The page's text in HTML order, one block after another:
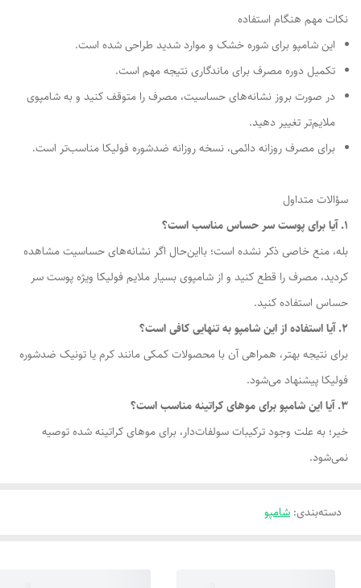
نکات مهم هنگام استفاده
این شامپو برای شوره خشک و موارد شدید طراحی شده است.
تکمیل دوره مصرف برای ماندگاری نتیجه مهم است.
در صورت بروز نشانه‌های حساسیت، مصرف را متوقف کنید و به شامپوی
ملایم‌تر تغییر دهید.
برای مصرف روزانه دائمی، نسخه روزانه ضدشوره فولیکا مناسب‌تر است.
سؤالات متداول
1. آیا برای پوست سر حساس مناسب است؟
بله، منع خاصی ذکر نشده است؛ بااین‌حال اگر نشانه‌های حساسیت مشاهده
کردید، مصرف را قطع کنید و از شامپوی بسیار ملایم فولیکا ویژه پوست سر
حساس استفاده کنید.
2. آیا استفاده از این شامپو به تنهایی کافی است؟
برای نتیجه بهتر، همراهی آن با محصولات کمکی مانند کرم یا تونیک ضدشوره
فولیکا پیشنهاد می‌شود.
3. آیا این شامپو برای موهای کراتینه مناسب است؟
خیر؛ به علت وجود ترکیبات سولفات‌دار، برای موهای کراتینه شده توصیه
نمی‌شود.
دسته‌بندی: شامپو